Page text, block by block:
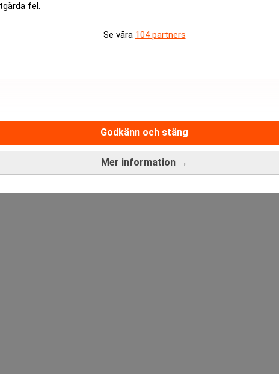
fel.
Se våra 104 partners
Mer information →
Godkänn och stäng
Medarbetare inom Intern
Sista ansökningsdag:13/06/